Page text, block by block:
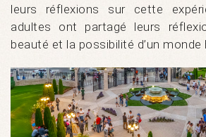
leurs réflexions sur cette
adultes ont partagé leurs
beauté et la possibilité d’un monde